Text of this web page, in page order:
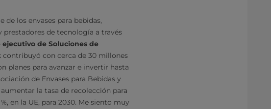
los envases para bebidas,
prestadores de tecnología a través
de Soluciones de
contribuyó con cerca de 30 millones
planes para avanzar e invertir hasta
de Envases para Bebidas y
la tasa de recolección para
en la UE, para 2030. Me siento muy